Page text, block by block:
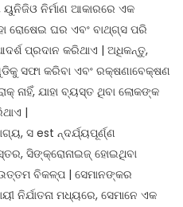
ନିର୍ମାଣ ଆକାରରେ ଏକ
ରୋଷେଇ ଘର ଏବଂ ବାଥ୍ଗ୍ସ ପରି
ପ୍ରଦାନ କରିଥାଏ | ଅଧିକନ୍ତୁ,
ସଫା କରିବା ଏବଂ ରକ୍ଷଣାବେକ୍ଷଣ
ନାହିଁ, ଯାହା ବ୍ୟସ୍ତ ଥିବା ଲୋକଙ୍କ
|
ସ est ନ୍ଦର୍ଯ୍ୟପୂର୍ଣ୍ଣ
ସିଙ୍କ୍ରୋନାଇଜ୍ ହୋଇଥିବା
ବିକଳ୍ପ | ସେମାନଙ୍କର
ନିର୍ଯାତନା ମଧ୍ୟରେ, ସେମାନେ ଏକ